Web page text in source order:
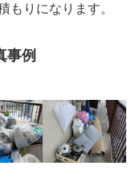
もりになります。
事例